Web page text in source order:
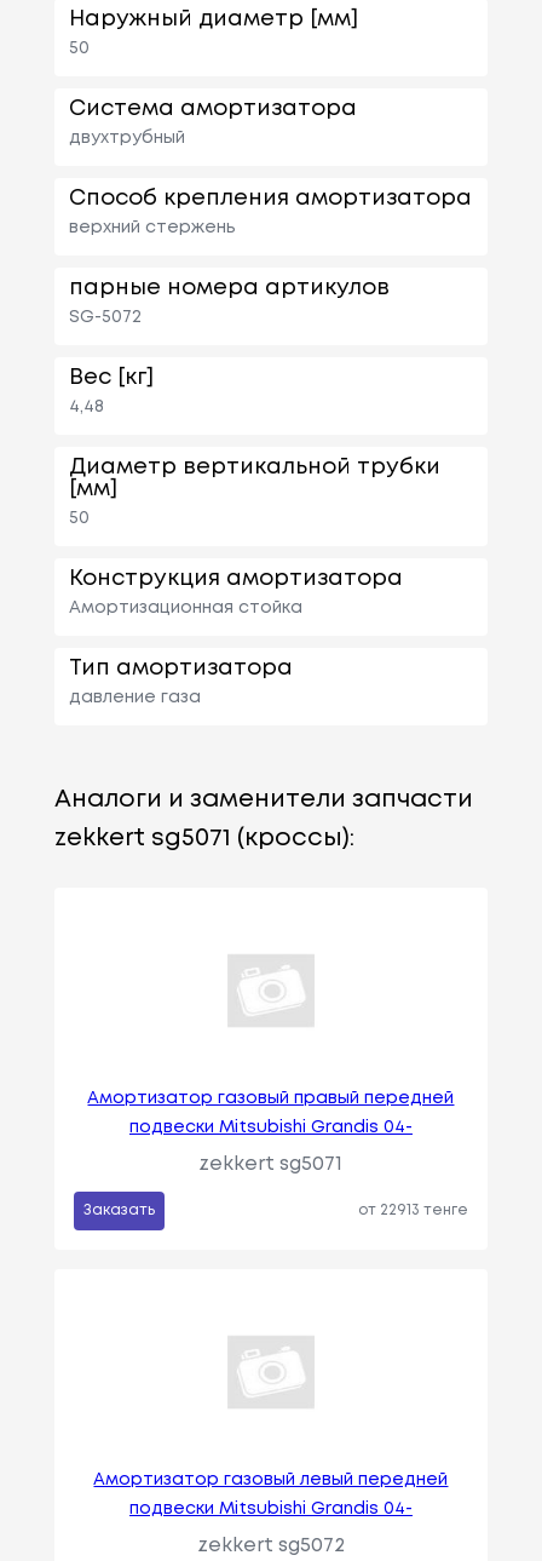
Наружный диаметр [мм]
50
Система амортизатора
двухтрубный
Способ крепления амортизатора
верхний стержень
парные номера артикулов
SG-5072
Вес [кг]
4,48
Диаметр вертикальной трубки
[мм]
50
Конструкция амортизатора
Амортизационная стойка
Тип амортизатора
давление газа
Аналоги и заменители запчасти
zekkert sg5071 (кроссы):
Амортизатор газовый правый передней
подвески Mitsubishi Grandis 04-
zekkert sg5071
Заказать от 22913 тенге
Амортизатор газовый левый передней
подвески Mitsubishi Grandis 04-
zekkert sg5072